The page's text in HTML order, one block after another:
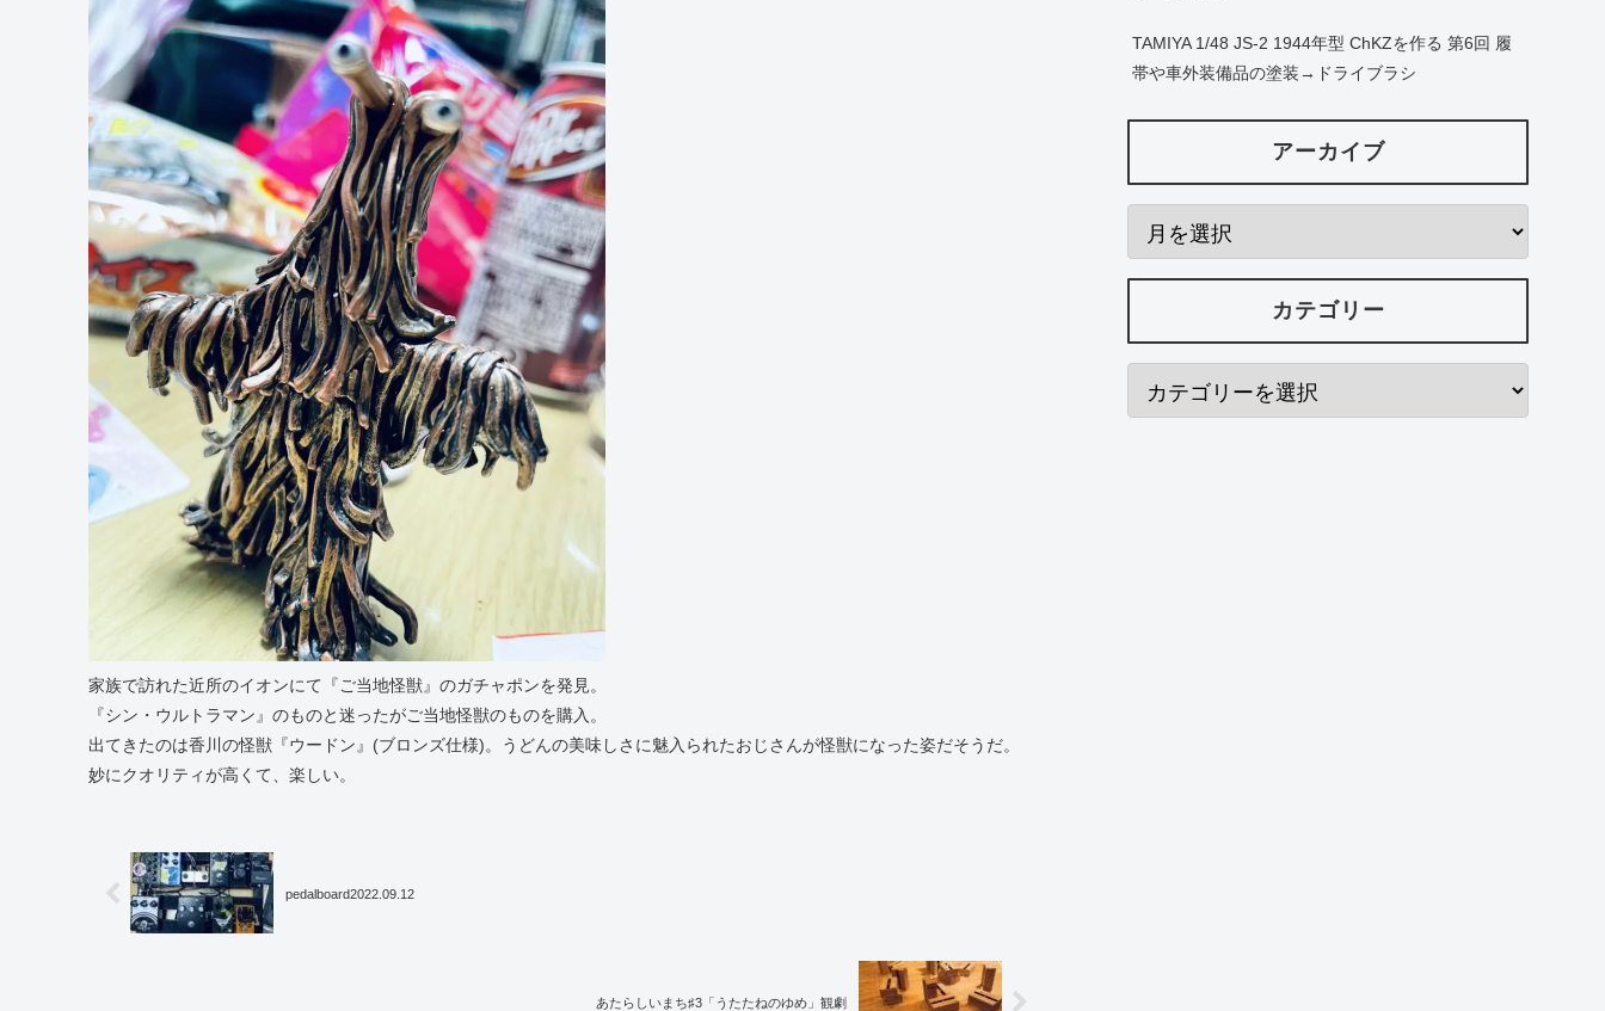
家族で訪れた近所のイオンにて『ご当地怪獣』のガチャポンを発見。
『シン・ウルトラマン』のものと迷ったがご当地怪獣のものを購入。
出てきたのは香川の怪獣『ウードン』(ブロンズ仕様)。うどんの美味しさに魅入られたおじさんが怪獣になった姿だそうだ。
妙にクオリティが高くて、楽しい。
pedalboard2022.09.12
あたらしいまち♯3「うたたねのゆめ」観劇
TAMIYA 1/48 JS-2 1944年型 ChKZを作る 第6回 履
帯や車外装備品の塗装→ドライブラシ
アーカイブ
カテゴリー